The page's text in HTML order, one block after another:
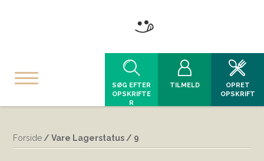
SØG EFTER
OPSKRIFTE
R
TILMELD
OPRET
OPSKRIFT
Forside / Vare Lagerstatus / 9